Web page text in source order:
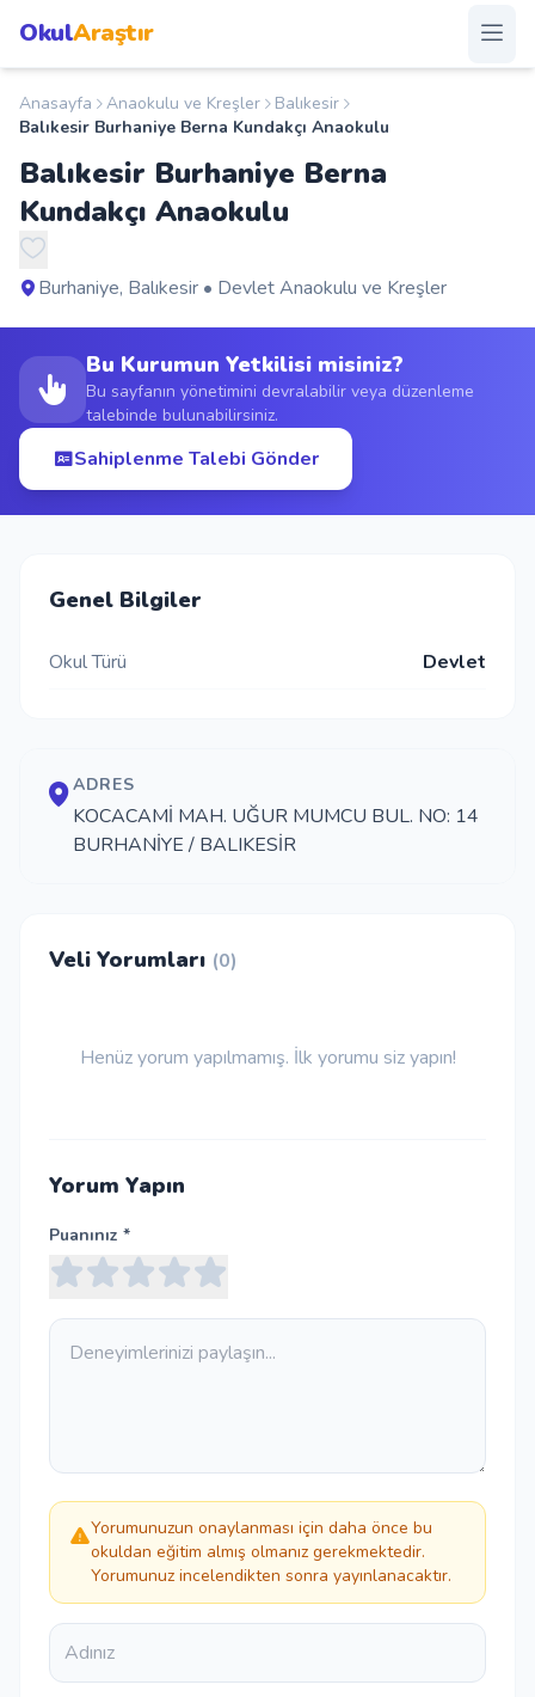
OkulAraştır
Anasayfa
Okullar
Şehirler
Duyurular
S.S.S.
Blog
Okul Ekle
Anasayfa Anaokulu ve Kreşler
Balıkesir
Balıkesir Burhaniye Berna Kundakçı Anaokulu
Balıkesir Burhaniye Berna
Kundakçı Anaokulu
Burhaniye, Balıkesir • Devlet Anaokulu ve Kreşler
Bu Kurumun Yetkilisi misiniz?
Bu sayfanın yönetimini devralabilir veya düzenleme
talebinde bulunabilirsiniz.
Sahiplenme Talebi Gönder
Genel Bilgiler
Okul Türü Devlet
ADRES
KOCACAMİ MAH. UĞUR MUMCU BUL. NO: 14
BURHANİYE / BALIKESİR
Veli Yorumları (0)
Henüz yorum yapılmamış. İlk yorumu siz yapın!
Yorum Yapın
Puanınız *
Yorumunuzun onaylanması için daha önce bu
okuldan eğitim almış olmanız gerekmektedir.
Yorumunuz incelendikten sonra yayınlanacaktır.